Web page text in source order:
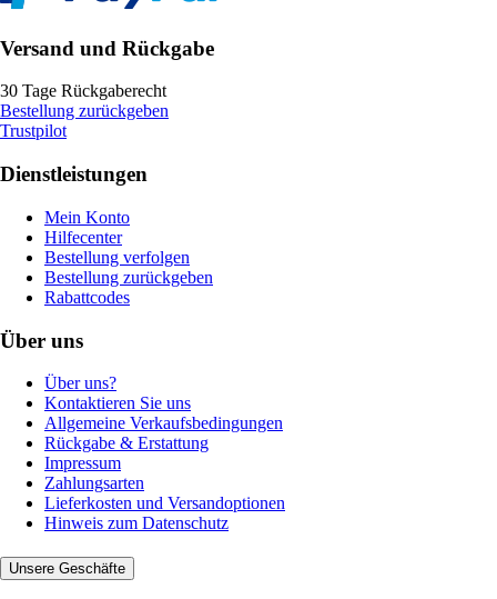
Versand und Rückgabe
30 Tage Rückgaberecht
Bestellung zurückgeben
Trustpilot
Dienstleistungen
Mein Konto
Hilfecenter
Bestellung verfolgen
Bestellung zurückgeben
Rabattcodes
Über uns
Über uns?
Kontaktieren Sie uns
Allgemeine Verkaufsbedingungen
Rückgabe & Erstattung
Impressum
Zahlungsarten
Lieferkosten und Versandoptionen
Hinweis zum Datenschutz
Unsere Geschäfte